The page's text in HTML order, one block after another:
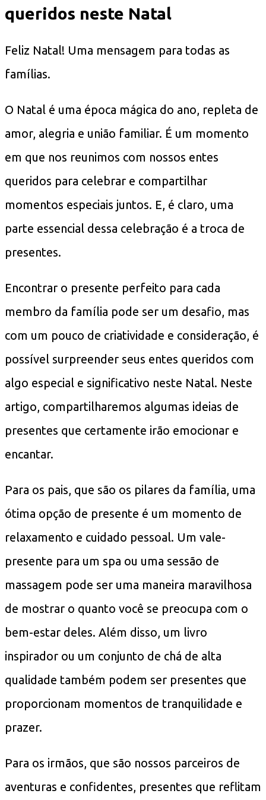
queridos neste Natal
Feliz Natal! Uma mensagem para todas as
famílias.
O Natal é uma época mágica do ano, repleta de
amor, alegria e união familiar. É um momento
em que nos reunimos com nossos entes
queridos para celebrar e compartilhar
momentos especiais juntos. E, é claro, uma
parte essencial dessa celebração é a troca de
presentes.
Encontrar o presente perfeito para cada
membro da família pode ser um desafio, mas
com um pouco de criatividade e consideração, é
possível surpreender seus entes queridos com
algo especial e significativo neste Natal. Neste
artigo, compartilharemos algumas ideias de
presentes que certamente irão emocionar e
encantar.
Para os pais, que são os pilares da família, uma
ótima opção de presente é um momento de
relaxamento e cuidado pessoal. Um vale-
presente para um spa ou uma sessão de
massagem pode ser uma maneira maravilhosa
de mostrar o quanto você se preocupa com o
bem-estar deles. Além disso, um livro
inspirador ou um conjunto de chá de alta
qualidade também podem ser presentes que
proporcionam momentos de tranquilidade e
prazer.
Para os irmãos, que são nossos parceiros de
aventuras e confidentes, presentes que reflitam